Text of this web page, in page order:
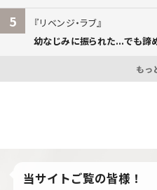
5
リベンジ・ラブ
幼なじみに振られた...でも諦
もっ
当サイトご覧の皆様！